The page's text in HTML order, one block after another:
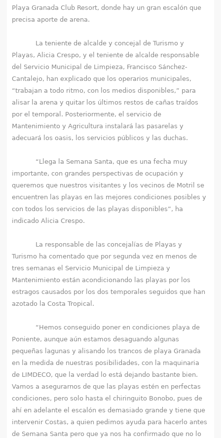
Playa Granada Club Resort, donde hay un gran escalón que
precisa aporte de arena.
La teniente de alcalde y concejal de Turismo y
Playas, Alicia Crespo, y el teniente de alcalde responsable
del Servicio Municipal de Limpieza, Francisco Sánchez-
Cantalejo, han explicado que los operarios municipales,
“trabajan a todo ritmo, con los medios disponibles,” para
alisar la arena y quitar los últimos restos de cañas traídos
por el temporal. Posteriormente, el servicio de
Mantenimiento y Agricultura instalará las pasarelas y
adecuará los oasis, los servicios públicos y las duchas.
“Llega la Semana Santa, que es una fecha muy
importante, con grandes perspectivas de ocupación y
queremos que nuestros visitantes y los vecinos de Motril se
encuentren las playas en las mejores condiciones posibles y
con todos los servicios de las playas disponibles”, ha
indicado Alicia Crespo.
La responsable de las concejalías de Playas y
Turismo ha comentado que por segunda vez en menos de
tres semanas el Servicio Municipal de Limpieza y
Mantenimiento están acondicionando las playas por los
estragos causados por los dos temporales seguidos que han
azotado la Costa Tropical.
“Hemos conseguido poner en condiciones playa de
Poniente, aunque aún estamos desaguando algunas
pequeñas lagunas y alisando los trancos de playa Granada
en la medida de nuestras posibilidades, con la maquinaria
de LIMDECO, que la verdad lo está dejando bastante bien.
Vamos a asegurarnos de que las playas estén en perfectas
condiciones, pero solo hasta el chiringuito Bonobo, pues de
ahí en adelante el escalón es demasiado grande y tiene que
intervenir Costas, a quien pedimos ayuda para hacerlo antes
de Semana Santa pero que ya nos ha confirmado que no lo